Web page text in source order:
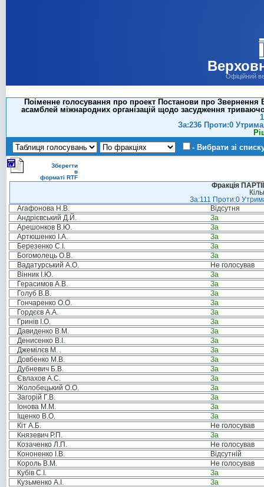
Офіційний
Поіменне голосування про проект Постанови про
асамблей міжнародних організацій щодо засудження
За:236 Проти:0
- Вибрати зі
Зберегти
в
форматі RTF
Фракція
За:111 Проти:0
Агафонова Н.В.
Відсутня
Андрієвський Д.Й.
За
Арешонков В.Ю.
За
Артюшенко І.А.
За
Березенко С.І.
За
Богомолець О.В.
За
Вадатурський А.О.
Не голосував
Вінник І.Ю.
За
Герасимов А.В.
За
Голуб В.В.
За
Гончаренко О.О.
За
Гордєєв А.А.
За
Гринів І.О.
За
Давиденко В.М.
За
Денисенко В.І.
За
Джемілєв М. .
За
Довбенко М.В.
За
Дубневич Б.В.
За
Євлахов А.С.
За
Жолобецький О.О.
За
Загорій Г.В.
За
Іонова М.М.
За
Іщенко В.О.
За
Кіт А.Б.
Не голосував
Князевич Р.П.
За
Козаченко Л.П.
Не голосував
Кононенко І.В.
Відсутній
Король В.М.
Не голосував
Кубів С.І.
За
Кузьменко А.І.
За